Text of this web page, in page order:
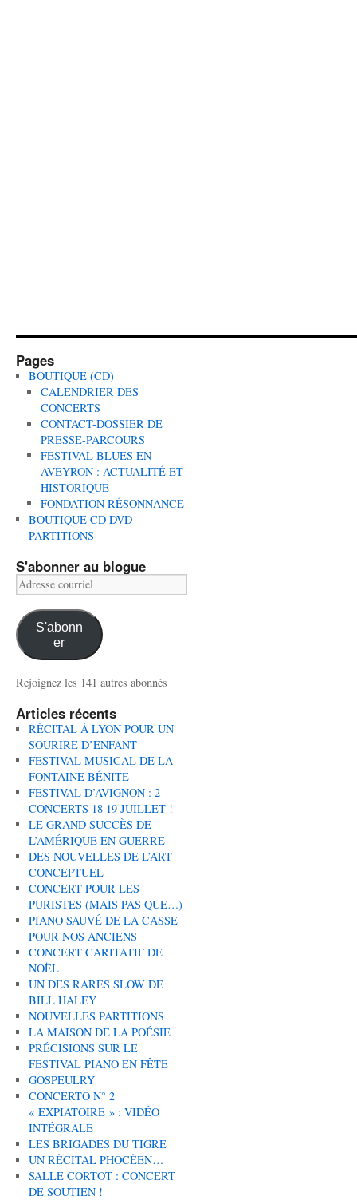
Pages
BOUTIQUE (CD)
CALENDRIER DES
CONCERTS
CONTACT-DOSSIER DE
PRESSE-PARCOURS
FESTIVAL BLUES EN
AVEYRON : ACTUALITÉ ET
HISTORIQUE
FONDATION RÉSONNANCE
BOUTIQUE CD DVD
PARTITIONS
S'abonner au blogue
Adresse
courriel
S'abonn
er
Rejoignez les 141 autres abonnés
Articles récents
RÉCITAL À LYON POUR UN
SOURIRE D’ENFANT
FESTIVAL MUSICAL DE LA
FONTAINE BÉNITE
FESTIVAL D’AVIGNON : 2
CONCERTS 18 19 JUILLET !
LE GRAND SUCCÈS DE
L’AMÉRIQUE EN GUERRE
DES NOUVELLES DE L’ART
CONCEPTUEL
CONCERT POUR LES
PURISTES (MAIS PAS QUE…)
PIANO SAUVÉ DE LA CASSE
POUR NOS ANCIENS
CONCERT CARITATIF DE
NOËL
UN DES RARES SLOW DE
BILL HALEY
NOUVELLES PARTITIONS
LA MAISON DE LA POÉSIE
PRÉCISIONS SUR LE
FESTIVAL PIANO EN FÊTE
GOSPEULRY
CONCERTO N° 2
« EXPIATOIRE » : VIDÉO
INTÉGRALE
LES BRIGADES DU TIGRE
UN RÉCITAL PHOCÉEN…
SALLE CORTOT : CONCERT
DE SOUTIEN !